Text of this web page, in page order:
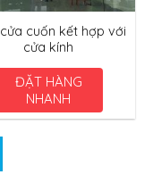
cuốn kết hợp với
cửa kính
ĐẶT HÀNG
NHANH